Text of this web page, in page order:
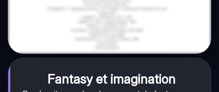
Fantasy et imagination